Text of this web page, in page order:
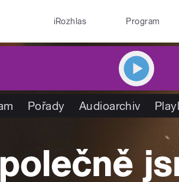
iRozhlas Program
Pořady Audioarchiv